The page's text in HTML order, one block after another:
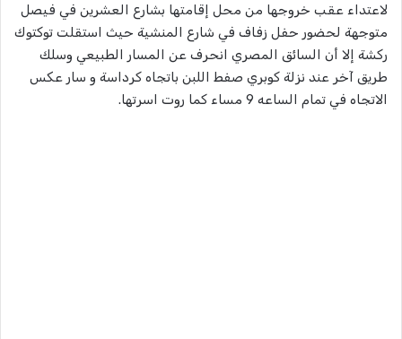
لاعتداء عقب خروجها من محل إقامتها بشارع العشرين في فيصل
متوجهة لحضور حفل زفاف في شارع المنشية حيث استقلت توكتوك
ركشة إلا أن السائق المصري انحرف عن المسار الطبيعي وسلك
طريق آخر عند نزلة كوبري صفط اللبن باتجاه كرداسة و سار عكس
الاتجاه في تمام الساعه 9 مساء كما روت اسرتها.